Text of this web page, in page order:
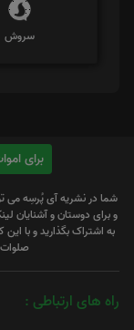
سروش
برای اموات خود
شما در نشریه آی پُرسِه می
و برای دوستان و آشنایان
به اشتراک بگذارید و با این
راه های ارتباطی :